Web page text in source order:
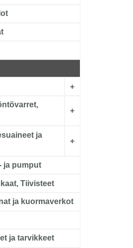
+
+
ja
+
ja pumput
Tiivisteet
ja kuormaverkot
ja tarvikkeet